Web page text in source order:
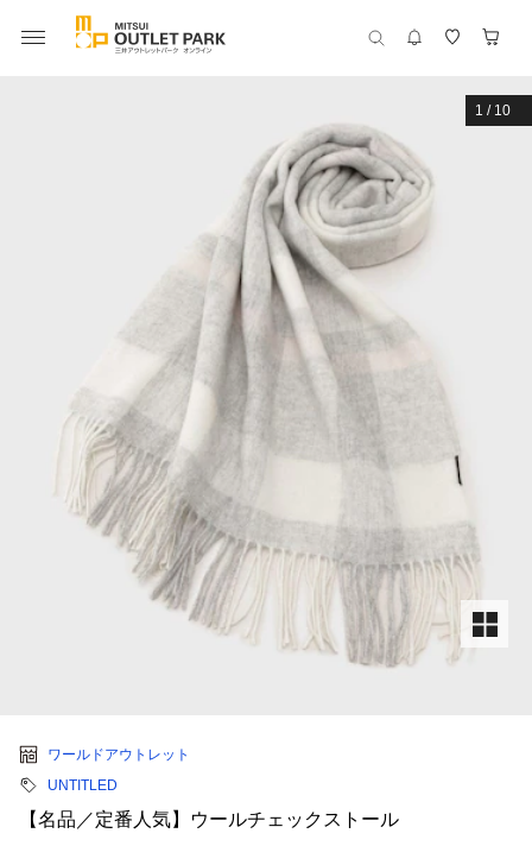
1 / 10
ワールドアウトレット
UNTITLED
【名品／定番人気】ウールチェックストール